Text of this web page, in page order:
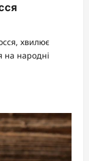
хвилює
на народні